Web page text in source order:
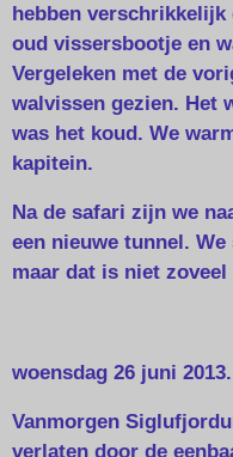
hebben verschrikkelijk
oud vissersbootje en
Vergeleken met de
walvissen gezien. Het
was het koud. We
kapitein.
Na de safari zijn we
een nieuwe tunnel.
maar dat is niet zoveel
woensdag 26 juni 2013.
Vanmorgen
verlaten door de